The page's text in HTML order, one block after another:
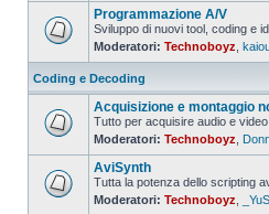
da
leggere
Nessun
messaggio
da
leggere
Programmazione A/V
Sviluppo di nuovi tool, coding e
Moderatori: Technoboyz
Coding e Decoding
Nessun
messaggio
da
leggere
Acquisizione e montaggio
Tutto per acquisire audio e
Moderatori: Technoboyz
Nessun
AviSynth
Tutta la potenza dello scripting
Moderatori: Technoboyz